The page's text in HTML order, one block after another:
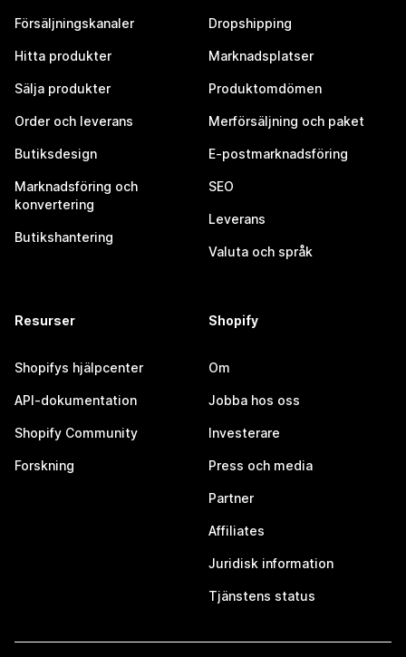
Försäljningskanaler
Hitta produkter
Sälja produkter
Order och leverans
Butiksdesign
Marknadsföring och
konvertering
Butikshantering
Dropshipping
Marknadsplatser
Produktomdömen
Merförsäljning och paket
E-postmarknadsföring
SEO
Leverans
Valuta och språk
Resurser
Shopifys hjälpcenter
API-dokumentation
Shopify Community
Forskning
Shopify
Om
Jobba hos oss
Investerare
Press och media
Partner
Affiliates
Juridisk information
Tjänstens status